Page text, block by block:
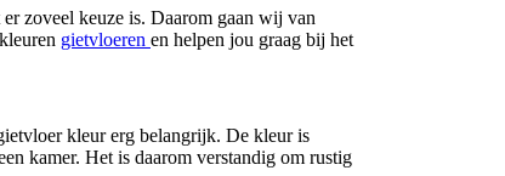
zoveel keuze is. Daarom gaan wij van
gietvloeren en helpen jou graag bij het
kleur erg belangrijk. De kleur is
kamer. Het is daarom verstandig om rustig